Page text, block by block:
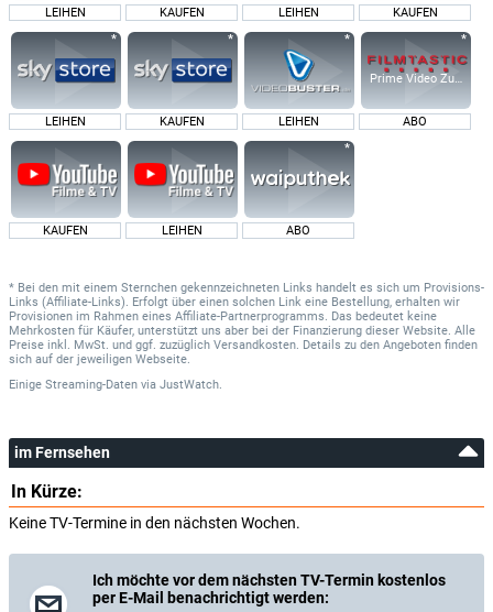
LEIHEN KAUFEN LEIHEN KAUFEN
LEIHEN KAUFEN LEIHEN
Prime Video Zusatz-
ABO
KAUFEN LEIHEN ABO
* Bei den mit einem Sternchen gekennzeichneten Links handelt es sich um Provisions-
Links (Affiliate-Links). Erfolgt über einen solchen Link eine Bestellung, erhalten wir
Provisionen im Rahmen eines Affiliate-Partnerprogramms. Das bedeutet keine
Mehrkosten für Käufer, unterstützt uns aber bei der Finanzierung dieser Website. Alle
Preise inkl. MwSt. und ggf. zuzüglich Versandkosten. Details zu den Angeboten finden
sich auf der jeweiligen Webseite.
Einige Streaming-Daten via JustWatch.
im Fernsehen
In Kürze:
Keine TV-Termine in den nächsten Wochen.
Ich möchte vor dem nächsten TV-Termin kostenlos
per E-Mail benachrichtigt werden: